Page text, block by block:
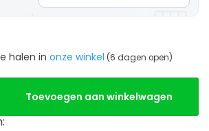
halen in onze winkel (6 dagen open)
Toevoegen aan winkelwagen